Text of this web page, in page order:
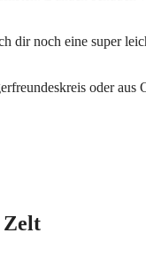
dir noch eine super
oder aus
Zelt